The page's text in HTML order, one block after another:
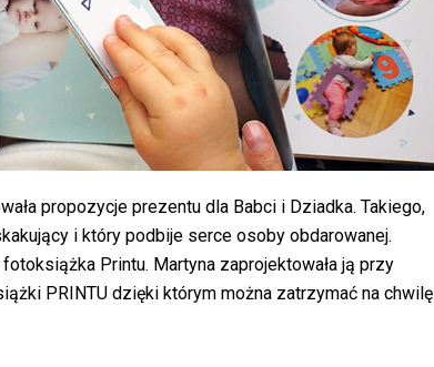
propozycje prezentu dla Babci i Dziadka. Takiego,
i który podbije serce osoby obdarowanej.
Printu. Martyna zaprojektowała ją przy
PRINTU dzięki którym można zatrzymać na chwilę